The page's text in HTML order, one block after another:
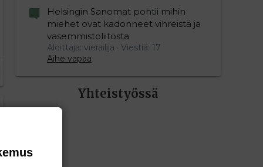
Helsingin Sanomat pohtii mihin
miehet ovat kadonneet vihreistä ja
vasemmistoliitosta
Aloittaja: vierailija
Viestiä: 17
Aihe vapaa
Yhteistyössä